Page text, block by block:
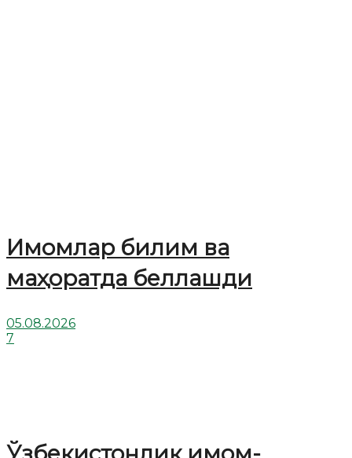
Имомлар билим ва
маҳоратда беллашди
05.08.2026
7